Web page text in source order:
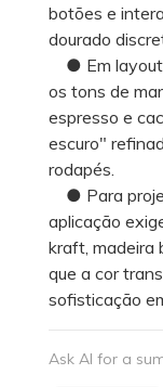
botões e
dourado
● Em
os tons de
espresso e
escuro"
rodapés.
● Para
aplicação
kraft, madeira
que a cor
sofisticação
Ask AI for a